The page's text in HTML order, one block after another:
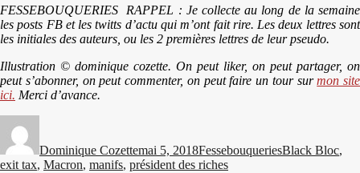
FESSEBOUQUERIES RAPPEL : Je collecte au long de la semaine
les posts FB et les twitts d’actu qui m’ont fait rire. Les deux lettres sont
les initiales des auteurs, ou les 2 premières lettres de leur pseudo.
Illustration © dominique cozette. On peut liker, on peut partager, on
peut s’abonner, on peut commenter, on peut faire un tour surmon site
ici. Merci d’avance.
Dominique Cozettemai 5, 2018FessebouqueriesBlack Bloc,
exit tax, Macron, manifs, président des riches